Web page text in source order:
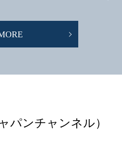
パンチャンネル）